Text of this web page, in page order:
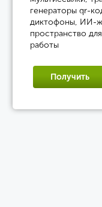
генераторы qr-
диктофоны, ИИ-
пространство
работы
Получить